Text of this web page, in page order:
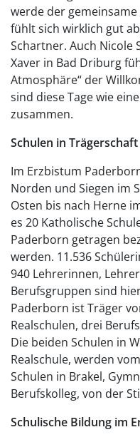
werde der
fühlt sich wirklich gut
Schartner. Auch Nicole
Xaver in Bad Driburg
Atmosphäre“ der
sind diese Tage wie
zusammen.
Schulen in
Im Erzbistum
Norden und Siegen im
Osten bis nach Herne
es 20 Katholische
Paderborn getragen
werden. 11.536
940 Lehrerinnen,
Berufsgruppen sind
Paderborn ist Träger
Realschulen, drei
Die beiden Schulen in
Realschule, werden
Schulen in Brakel,
Berufskolleg, von der
Schulische Bildung im